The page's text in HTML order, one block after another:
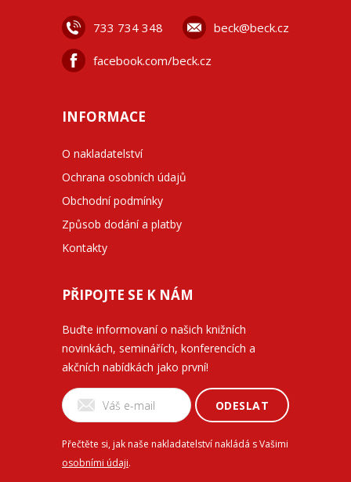
733 734 348 beck@beck.cz
facebook.com/beck.cz
INFORMACE
O nakladatelství
Ochrana osobních údajů
Obchodní podmínky
Způsob dodání a platby
Kontakty
PŘIPOJTE SE K NÁM
Buďte informovaní o našich knižních
novinkách, seminářích, konferencích a
akčních nabídkách jako první!
ODESLAT
Přečtěte si, jak naše nakladatelství nakládá s Vašimi
osobními údaji.